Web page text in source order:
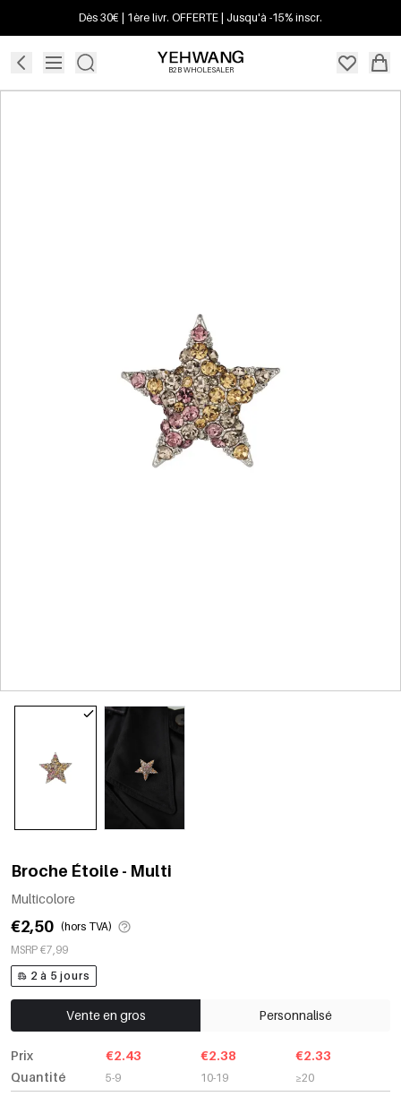
Dès 30€ | 1ère livr. OFFERTE | Jusqu'à -15% inscr.
B2B WHOLESALER
Broche Étoile - Multi
Multicolore
€2,50 (hors TVA)
MSRP €7,99
2 à 5 jours
Vente en gros Personnalisé
Prix
Quantité
€2.43
5-9
€2.38
10-19
€2.33
≥20